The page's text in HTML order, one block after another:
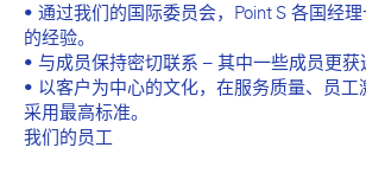
• 通过我们的国际委员会，Point S 各国经
的经验。
• 与成员保持密切联系 – 其中一些成员更获
• 以客户为中心的文化，在服务质量、员工
采用最高标准。
我们的员工